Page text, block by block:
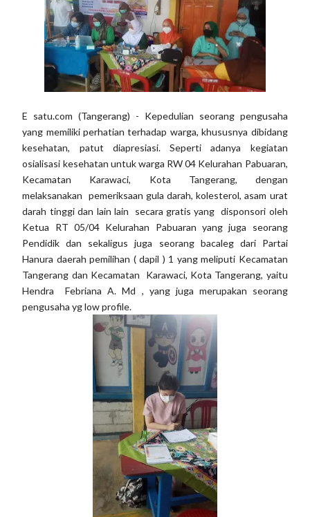
E satu.com (Tangerang) - Kepedulian seorang pengusaha
yang memiliki perhatian terhadap warga, khususnya dibidang
kesehatan, patut diapresiasi. Seperti adanya kegiatan
osialisasi kesehatan untuk warga RW 04 Kelurahan Pabuaran,
Kecamatan Karawaci, Kota Tangerang, dengan
melaksanakan pemeriksaan gula darah, kolesterol, asam urat
darah tinggi dan lain lain secara gratis yang disponsori oleh
Ketua RT 05/04 Kelurahan Pabuaran yang juga seorang
Pendidik dan sekaligus juga seorang bacaleg dari Partai
Hanura daerah pemilihan ( dapil ) 1 yang meliputi Kecamatan
Tangerang dan Kecamatan Karawaci, Kota Tangerang, yaitu
Hendra Febriana A. Md , yang juga merupakan seorang
pengusaha yg low profile.